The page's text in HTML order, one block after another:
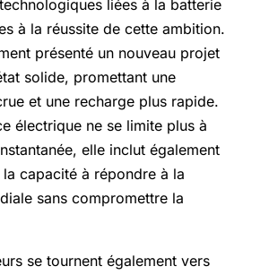
liées à la batterie
à la réussite de cette ambition.
présenté un nouveau projet
solide, promettant une
et une recharge plus rapide.
électrique ne se limite plus à
elle inclut également
capacité à répondre à la
sans compromettre la
se tournent également vers